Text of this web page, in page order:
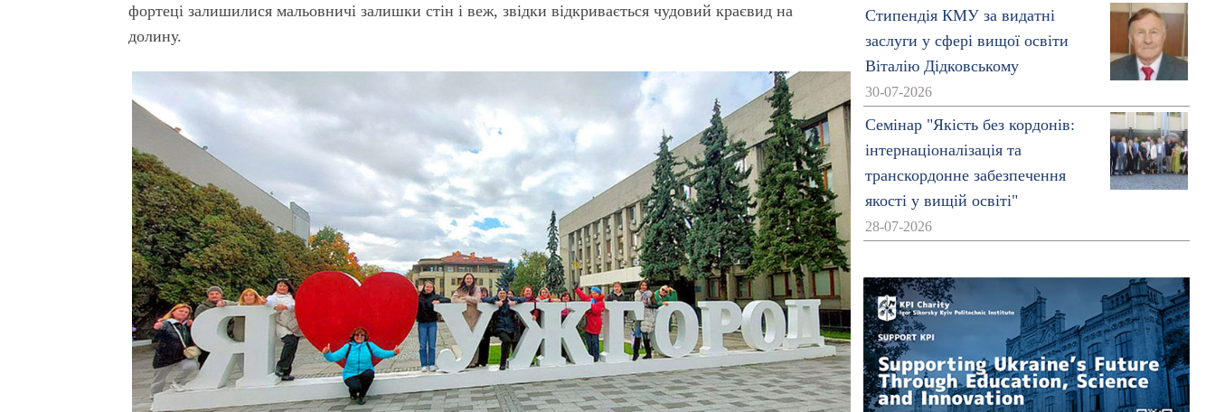
фортеці залишилися мальовничі залишки стін і веж, звідки відкривається чудовий краєвид на
долину.
Стипендія КМУ за видатні
заслуги у сфері вищої освіти
Віталію Дідковському
30-07-2026
Семінар "Якість без кордонів:
інтернаціоналізація та
транскордонне забезпечення
якості у вищій освіті"
28-07-2026